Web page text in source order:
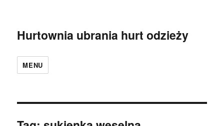
Hurtownia ubrania hurt odzieży
MENU